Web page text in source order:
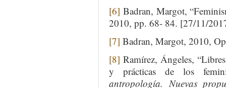
[6] Badran, Margot,
2010, pp. 68- 84. [27/11/
[7] Badran, Margot, 2010,
[8] Ramírez, Ángeles,
y prácticas de los
antropología. Nuevas